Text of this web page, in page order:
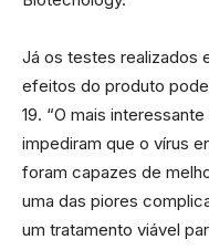
Já os testes realizados
efeitos do produto
19. “O mais
impediram que o vírus
foram capazes de
uma das piores
um tratamento viável